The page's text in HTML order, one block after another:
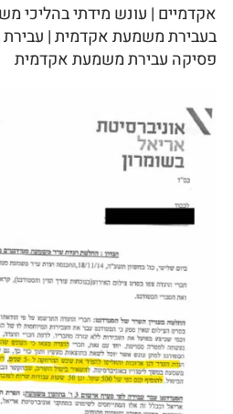
אקדמיים | עונש מידתי בהליכי
בעבירת משמעת אקדמית |
פסיקה עבירת משמעת אקדמית